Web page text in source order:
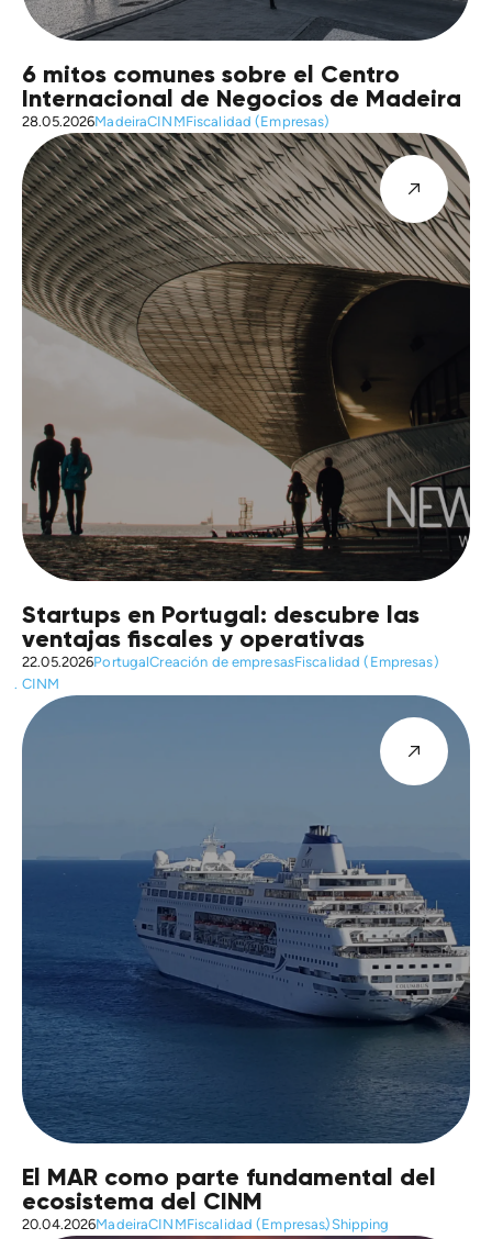
6 mitos comunes sobre el Centro
Internacional de Negocios de Madeira
28.05.2026MadeiraCINMFiscalidad (Empresas)
Startups en Portugal: descubre las
ventajas fiscales y operativas
22.05.2026PortugalCreación de empresasFiscalidad (Empresas)
CINM
El MAR como parte fundamental del
ecosistema del CINM
20.04.2026MadeiraCINMFiscalidad (Empresas)Shipping